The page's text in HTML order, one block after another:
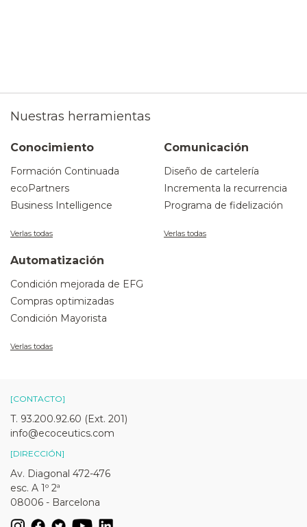
Nuestras herramientas
Conocimiento
Formación Continuada
ecoPartners
Business Intelligence
Verlas todas
Comunicación
Diseño de cartelería
Incrementa la recurrencia
Programa de fidelización
Verlas todas
Automatización
Condición mejorada de EFG
Compras optimizadas
Condición Mayorista
Verlas todas
[CONTACTO]
T. 93.200.92.60 (Ext. 201)
info@ecoceutics.com
[DIRECCIÓN]
Av. Diagonal 472-476
esc. A 1º 2ª
08006 - Barcelona